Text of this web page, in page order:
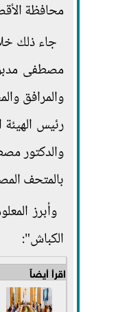
محافظة
جاء ذلك
مصطفى
والمرافق
رئيس
والدكتور
بالمتحف
وأبرز
الكباش":
اقرأ أيضاً